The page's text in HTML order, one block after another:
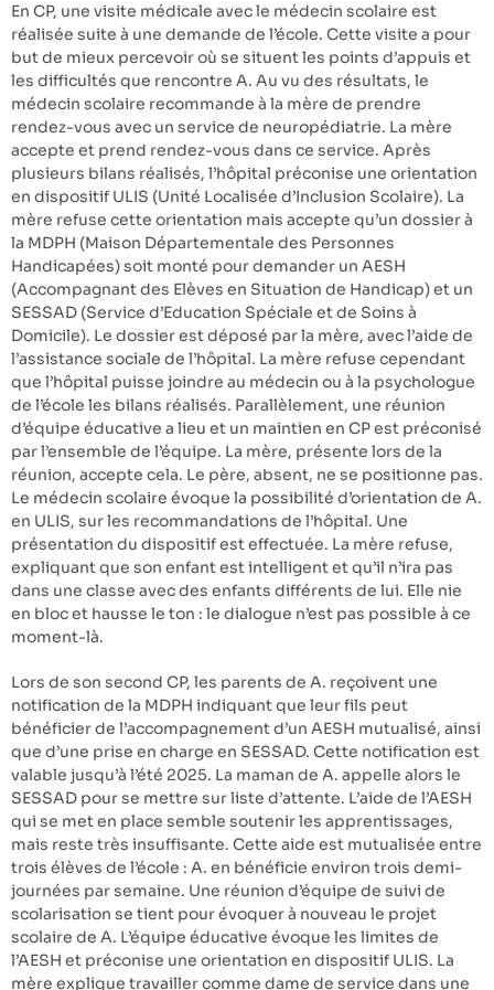
En CP, une visite médicale avec le médecin scolaire est
réalisée suite à une demande de l’école. Cette visite a pour
but de mieux percevoir où se situent les points d’appuis et
les difficultés que rencontre A. Au vu des résultats, le
médecin scolaire recommande à la mère de prendre
rendez-vous avec un service de neuropédiatrie. La mère
accepte et prend rendez-vous dans ce service. Après
plusieurs bilans réalisés, l’hôpital préconise une orientation
en dispositif ULIS (Unité Localisée d’Inclusion Scolaire). La
mère refuse cette orientation mais accepte qu’un dossier à
la MDPH (Maison Départementale des Personnes
Handicapées) soit monté pour demander un AESH
(Accompagnant des Elèves en Situation de Handicap) et un
SESSAD (Service d’Education Spéciale et de Soins à
Domicile). Le dossier est déposé par la mère, avec l’aide de
l’assistance sociale de l’hôpital. La mère refuse cependant
que l’hôpital puisse joindre au médecin ou à la psychologue
de l’école les bilans réalisés. Parallèlement, une réunion
d’équipe éducative a lieu et un maintien en CP est préconisé
par l’ensemble de l’équipe. La mère, présente lors de la
réunion, accepte cela. Le père, absent, ne se positionne pas.
Le médecin scolaire évoque la possibilité d’orientation de A.
en ULIS, sur les recommandations de l’hôpital. Une
présentation du dispositif est effectuée. La mère refuse,
expliquant que son enfant est intelligent et qu’il n’ira pas
dans une classe avec des enfants différents de lui. Elle nie
en bloc et hausse le ton : le dialogue n’est pas possible à ce
moment-là.
Lors de son second CP, les parents de A. reçoivent une
notification de la MDPH indiquant que leur fils peut
bénéficier de l’accompagnement d’un AESH mutualisé, ainsi
que d’une prise en charge en SESSAD. Cette notification est
valable jusqu’à l’été 2025. La maman de A. appelle alors le
SESSAD pour se mettre sur liste d’attente. L’aide de l’AESH
qui se met en place semble soutenir les apprentissages,
mais reste très insuffisante. Cette aide est mutualisée entre
trois élèves de l’école : A. en bénéficie environ trois demi-
journées par semaine. Une réunion d’équipe de suivi de
scolarisation se tient pour évoquer à nouveau le projet
scolaire de A. L’équipe éducative évoque les limites de
l’AESH et préconise une orientation en dispositif ULIS. La
mère explique travailler comme dame de service dans une